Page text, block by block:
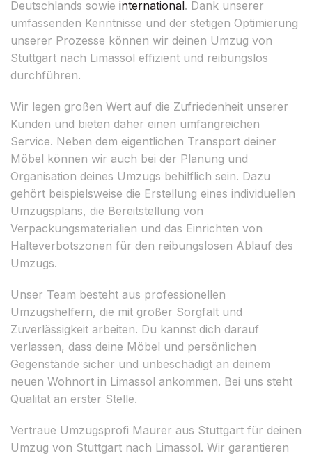
Deutschlands sowie international. Dank unserer
umfassenden Kenntnisse und der stetigen Optimierung
unserer Prozesse können wir deinen Umzug von
Stuttgart nach Limassol effizient und reibungslos
durchführen.
Wir legen großen Wert auf die Zufriedenheit unserer
Kunden und bieten daher einen umfangreichen
Service. Neben dem eigentlichen Transport deiner
Möbel können wir auch bei der Planung und
Organisation deines Umzugs behilflich sein. Dazu
gehört beispielsweise die Erstellung eines individuellen
Umzugsplans, die Bereitstellung von
Verpackungsmaterialien und das Einrichten von
Halteverbotszonen für den reibungslosen Ablauf des
Umzugs.
Unser Team besteht aus professionellen
Umzugshelfern, die mit großer Sorgfalt und
Zuverlässigkeit arbeiten. Du kannst dich darauf
verlassen, dass deine Möbel und persönlichen
Gegenstände sicher und unbeschädigt an deinem
neuen Wohnort in Limassol ankommen. Bei uns steht
Qualität an erster Stelle.
Vertraue Umzugsprofi Maurer aus Stuttgart für deinen
Umzug von Stuttgart nach Limassol. Wir garantieren